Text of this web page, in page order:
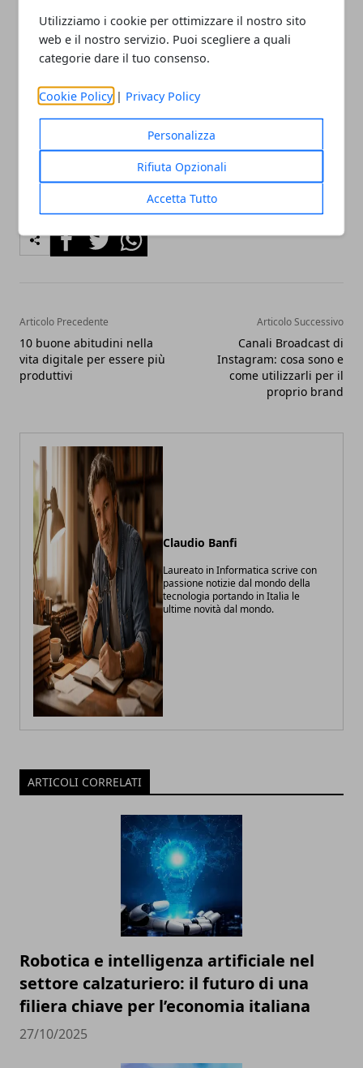
Utilizziamo i cookie per ottimizzare il nostro sito
web e il nostro servizio. Puoi scegliere a quali
categorie dare il tuo consenso.
Cookie Policy | Privacy Policy
Personalizza
Rifiuta Opzionali
Accetta Tutto
specializzazione
. Ad esempio, in modalità e-learning
è possibile seguire uncorso Javaper sviluppatori,
oppure un corso dedicato alla formazione in ambito
economico, ingegneristico, finanziario, umanistico e
tanto altro ancora.
Facebook
TwitterWhatsapp
Articolo Precedente
10 buone abitudini nella
vita digitale per essere più
produttivi
Articolo Successivo
Canali Broadcast di
Instagram: cosa sono e
come utilizzarli per il
proprio brand
Claudio Banfi
Laureato in Informatica scrive con
passione notizie dal mondo della
tecnologia portando in Italia le
ultime novità dal mondo.
ARTICOLI CORRELATI
Robotica e intelligenza artificiale nel
settore calzaturiero: il futuro di una
filiera chiave per l’economia italiana
27/10/2025